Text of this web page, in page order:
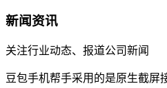
新闻资讯
关注行业动态、报道公司新闻
豆包手机帮手采用的是原生截屏